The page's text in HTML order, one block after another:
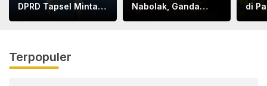
DPRD Tapsel Minta
Nabolak, Ganda
di
Terpopuler